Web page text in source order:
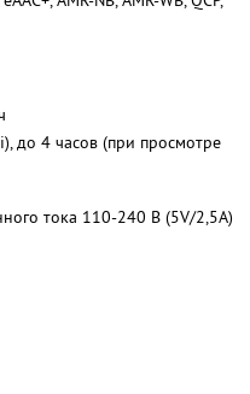
до 4 часов (при просмотре
тока 110-240 В (5V/2,5A)